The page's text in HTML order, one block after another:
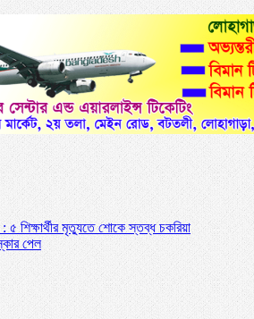
: ৫ শিক্ষার্থীর মৃত্যুতে শোকে স্তব্ধ চকরিয়া
পেল